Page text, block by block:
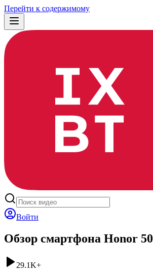
Перейти к содержимому
Войти
Обзор смартфона Honor 50
29.1K+